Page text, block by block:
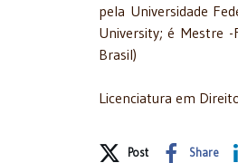
pela Universidade
University; é Mestre
Brasil)
Licenciatura em
Share on
Post Share